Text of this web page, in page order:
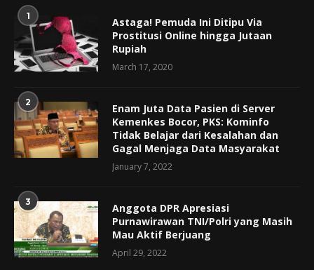
1
Astaga! Pemuda Ini Ditipu Via
Prostitusi Online hingga Jutaan
Rupiah
March 17, 2020
2
Enam Juta Data Pasien di Server
Kemenkes Bocor, PKS: Kominfo
Tidak Belajar dari Kesalahan dan
Gagal Menjaga Data Masyarakat
January 7, 2022
3
Anggota DPR Apresiasi
Purnawirawan TNI/Polri yang Masih
Mau Aktif Berjuang
April 29, 2022